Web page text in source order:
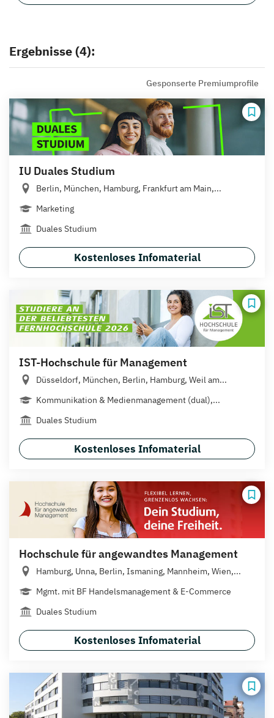
Ergebnisse (4):
Gesponserte Premiumprofile
IU Duales Studium
Berlin, München, Hamburg, Frankfurt am Main,...
Marketing
Duales Studium
Kostenloses Infomaterial
IST-Hochschule für Management
Düsseldorf, München, Berlin, Hamburg, Weil am...
Kommunikation & Medienmanagement (dual),...
Duales Studium
Kostenloses Infomaterial
Hochschule für angewandtes Management
Hamburg, Unna, Berlin, Ismaning, Mannheim, Wien,...
Mgmt. mit BF Handelsmanagement & E-Commerce
Duales Studium
Kostenloses Infomaterial